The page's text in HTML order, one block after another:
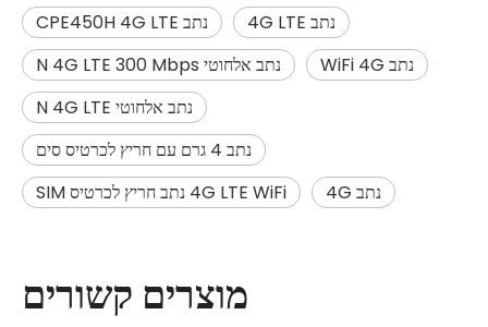
נתב CPE450H 4G LTE
נתב 4G LTE
נתב אלחוטי N 4G LTE 300 Mbps
נתב WiFi 4G
נתב אלחוטי N 4G LTE
נתב 4 גרם עם חריץ לכרטיס סים
4G LTE WiFi נתב חריץ לכרטיס SIM
נתב 4G
מוצרים קשורים